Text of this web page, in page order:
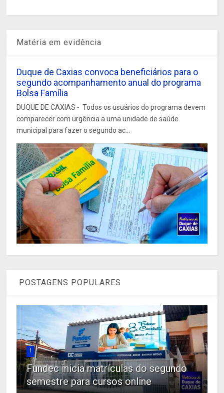
Matéria em evidência
Duque de Caxias convoca beneficiários para o
segundo acompanhamento anual do programa
Bolsa Família
DUQUE DE CAXIAS - Todos os usuários do programa devem
comparecer com urgência a uma unidade de saúde
municipal para fazer o segundo ac...
POSTAGENS POPULARES
1
Fundec inicia matrículas do segundo
semestre para cursos online